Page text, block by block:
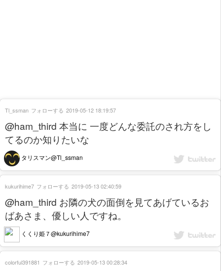
@ham_third 本当に 一度どんな委託のされ方をし
てるのか知りたいな
タリスマン@Tl_ssman
Tl_ssman フォローする 2019-05-12 18:19:57
@ham_third お隣の犬の面倒を見てあげているお
ばあさま、優しい人ですね。
くくり姫７@kukurihime7
kukurihime7 フォローする 2019-05-13 02:40:59
colorful391881 フォローする 2019-05-13 00:28:34